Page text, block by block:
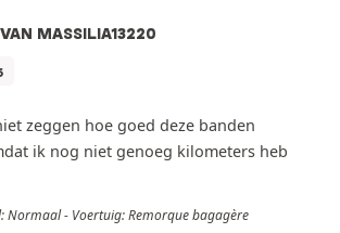
MASSILIA13220
zeggen hoe goed deze banden
ik nog niet genoeg kilometers heb
Normaal - Voertuig: Remorque bagagère